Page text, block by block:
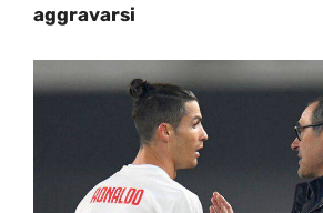
aggravarsi